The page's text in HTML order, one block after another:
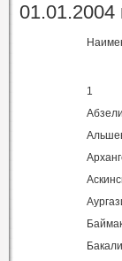
01.01.2004
1